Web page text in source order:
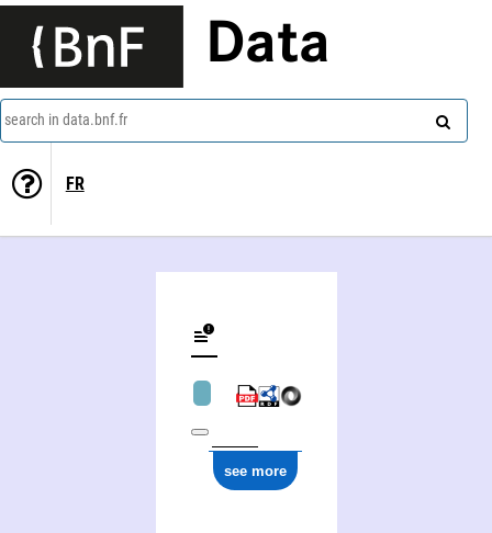
Data
search in data.bnf.fr
FR
see more